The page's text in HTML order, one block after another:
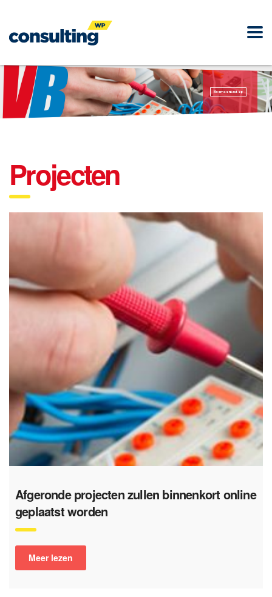
Neem contact op
Projecten
Afgeronde projecten zullen binnenkort online
geplaatst worden
Meer lezen